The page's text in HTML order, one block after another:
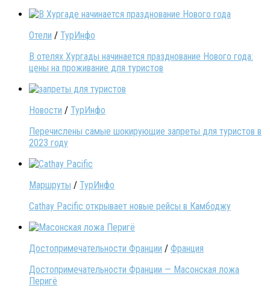
Отели / ТурИнфо
В отелях Хургады начинается празднование Нового года:
цены на проживание для туристов
Новости / ТурИнфо
Перечислены самые шокирующие запреты для туристов в
2023 году
Маршруты / ТурИнфо
Cathay Pacific открывает новые рейсы в Камбоджу
Достопримечательности Франции / Франция
Достопримечательности Франции — Масонская ложа
Перигё